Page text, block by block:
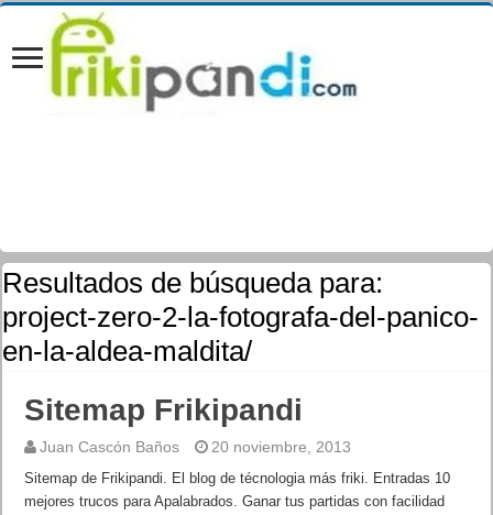
Resultados de búsqueda para:
project-zero-2-la-fotografa-del-panico-
en-la-aldea-maldita/
Sitemap Frikipandi
Juan Cascón Baños 20 noviembre, 2013
Sitemap de Frikipandi. El blog de técnologia más friki. Entradas 10
mejores trucos para Apalabrados. Ganar tus partidas con facilidad